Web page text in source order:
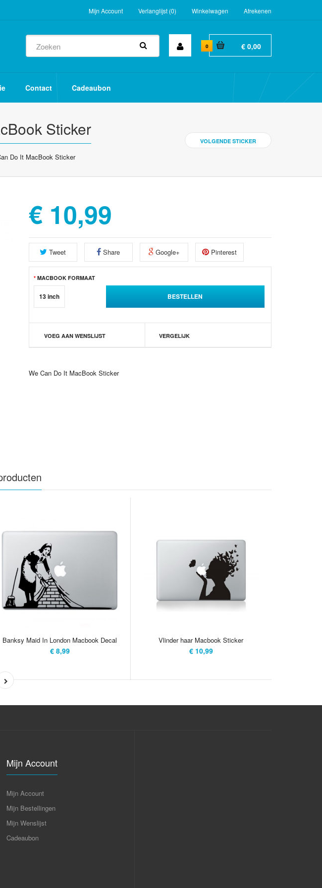
Mijn Account Verlanglijst (0) Winkelwagen Afrekenen
0 € 0,00
Contact Cadeaubon
Sticker
Do It MacBook Sticker
VOLGENDE STICKER
€ 10,99
Tweet Share Google+ Pinterest
MACBOOK FORMAAT
13 inch
VOEG AAN WENSLIJST VERGELIJK
We Can Do It MacBook Sticker
Banksy Maid In London Macbook Decal
€ 8,99
Vlinder haar Macbook Sticker
€ 10,99
Mijn Account
Mijn Account
Mijn Bestellingen
Mijn Wenslijst
Cadeaubon